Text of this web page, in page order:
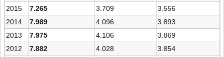
2015
7.265 3.709
3.556
2014
7.989 4.096
3.893
2013
7.975 4.106
3.869
2012
7.882 4.028
3.854